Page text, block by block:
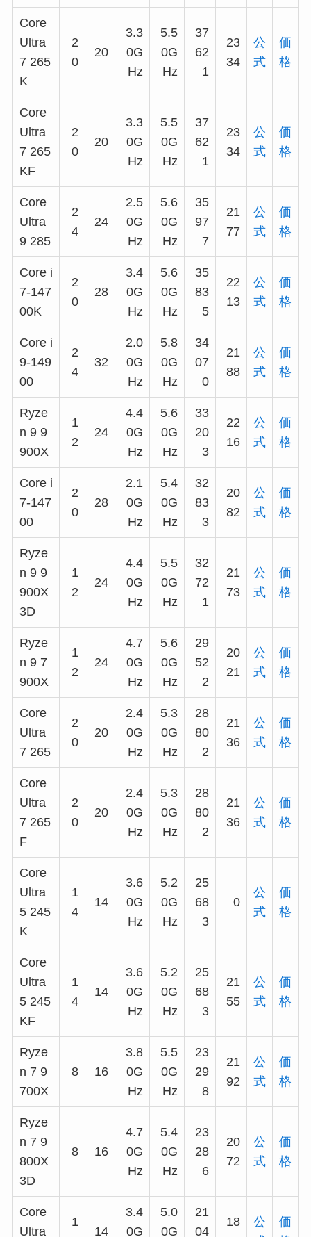
Core
Ultra
7 265
K
2
0
20
3.3
0G
Hz
5.5
0G
Hz
37
62
1
23
34
公
式
価
格
Core
Ultra
7 265
KF
2
0
20
3.3
0G
Hz
5.5
0G
Hz
37
62
1
23
34
公
式
価
格
Core
Ultra
9 285
2
4
24
2.5
0G
Hz
5.6
0G
Hz
35
97
7
21
77
公
式
価
格
Core i
7-147
00K
2
0
28
3.4
0G
Hz
5.6
0G
Hz
35
83
5
22
13
公
式
価
格
Core i
9-149
00
2
4
32
2.0
0G
Hz
5.8
0G
Hz
34
07
0
21
88
公
式
価
格
Ryze
n 9 9
900X
1
2
24
4.4
0G
Hz
5.6
0G
Hz
33
20
3
22
16
公
式
価
格
Core i
7-147
00
2
0
28
2.1
0G
Hz
5.4
0G
Hz
32
83
3
20
82
公
式
価
格
Ryze
n 9 9
900X
3D
1
2
24
4.4
0G
Hz
5.5
0G
Hz
32
72
1
21
73
公
式
価
格
Ryze
n 9 7
900X
1
2
24
4.7
0G
Hz
5.6
0G
Hz
29
52
2
20
21
公
式
価
格
Core
Ultra
7 265
2
0
20
2.4
0G
Hz
5.3
0G
Hz
28
80
2
21
36
公
式
価
格
Core
Ultra
7 265
F
2
0
20
2.4
0G
Hz
5.3
0G
Hz
28
80
2
21
36
公
式
価
格
Core
Ultra
5 245
K
1
4
14
3.6
0G
Hz
5.2
0G
Hz
25
68
3
0
公
式
価
格
Core
Ultra
5 245
KF
1
4
14
3.6
0G
Hz
5.2
0G
Hz
25
68
3
21
55
公
式
価
格
Ryze
n 7 9
700X
8 16
3.8
0G
Hz
5.5
0G
Hz
23
29
8
21
92
公
式
価
格
Ryze
n 7 9
800X
3D
8 16
4.7
0G
Hz
5.4
0G
Hz
23
28
6
20
72
公
式
価
格
Core
Ultra
1
14
3.4
0G
5.0
0G
21
04
18
公
価